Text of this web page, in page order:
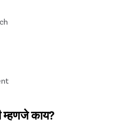
म्हणजे काय?